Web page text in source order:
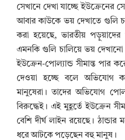
সেখানে দেখা যাচ্ছে ইউক্রেনের
আবার কাউকে ভয় দেখাতে গুলি
করা হয়েছে, ভারতীয় পড়ুয়াদের
এমনকি গুলি চালিয়ে ভয় দেখানো
ইউক্রেন-পোল্যান্ড সীমান্ত পার
দেওয়া হচ্ছে বলে অভিযোগ
মানুষেরা। তাদের অভিযোগ
বিরুদ্ধেই। এই মুহূর্তে ইউক্রেন
বেশি দীর্ঘ লাইন রয়েছে। ঠান্ডার
ধরে আটকে পড়েছেন বহু মানুষ।